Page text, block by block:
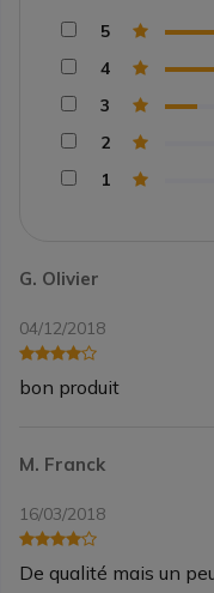
G. Olivier
04/12/2018
bon produit
M. Franck
16/03/2018
De qualité mais un
5
4
3
2
1